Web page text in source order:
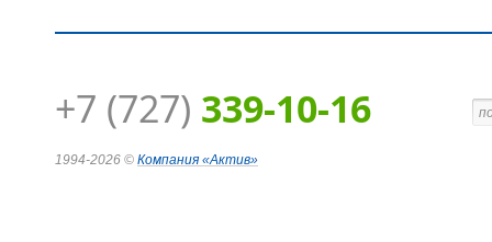
+7 (727) 339-10-16
1994-2026 © Компания «Актив»